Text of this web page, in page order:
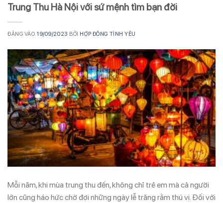
Trung Thu Hà Nội với sứ mệnh tìm bạn đời
ĐĂNG VÀO 19/09/2023 BỞI HỢP ĐỒNG TÌNH YÊU
Mỗi năm, khi mùa trung thu đến, không chỉ trẻ em mà cả người
lớn cũng háo hức chờ đợi những ngày lễ trăng rằm thú vị. Đối với